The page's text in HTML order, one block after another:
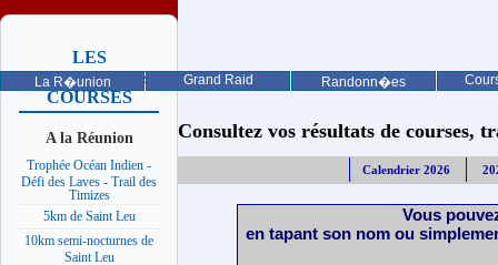
La R�union Grand Raid Randonn�es
LES
PROCHAINES
COURSES
A la Réunion
Trophée Océan Indien -
Défi des Laves - Trail des
Timizes
5km de Saint Leu
10km semi-nocturnes de
Saint Leu
Consultez vos résultats de courses,
Calendrier 2026
Vous
en tapant son nom ou